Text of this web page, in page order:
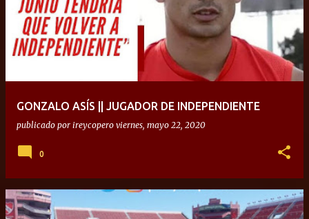
GONZALO ASÍS || JUGADOR DE INDEPENDIENTE
publicado por ireycopero viernes, mayo 22, 2020
0